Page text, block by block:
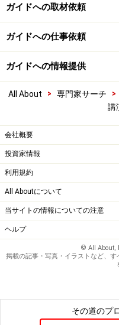
ガイドへの取材依頼
ガイドへの仕事依頼
ガイドへの情報提供
All About > 専門家サーチ >
講
会社概要
投資家情報
利用規約
All Aboutについて
当サイトの情報についての注意
ヘルプ
© All About,
掲載の記事・写真・イラストなど、
その道のプ